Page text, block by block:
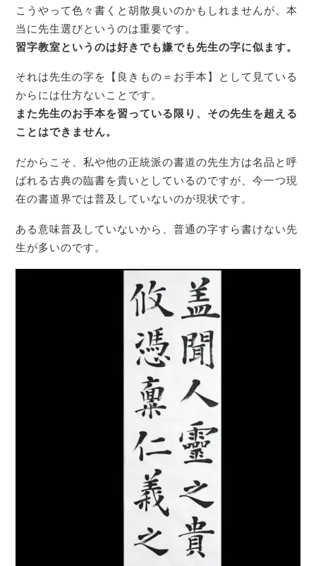
こうやって色々書くと胡散臭いのかもしれませんが、本
当に先生選びというのは重要です。
習字教室というのは好きでも嫌でも先生の字に似ます。
それは先生の字を【良きもの＝お手本】として見ている
からには仕方ないことです。
また先生のお手本を習っている限り、その先生を超える
ことはできません。
だからこそ、私や他の正統派の書道の先生方は名品と呼
ばれる古典の臨書を貴いとしているのですが、今一つ現
在の書道界では普及していないのが現状です。
ある意味普及していないから、普通の字すら書けない先
生が多いのです。